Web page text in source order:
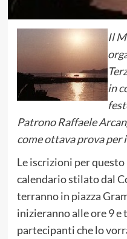
Il
in
Patrono Raffaele
come ottava prova per
Le iscrizioni per
calendario stilato dal
terranno in piazza
inizieranno alle ore 9 e
partecipanti che lo